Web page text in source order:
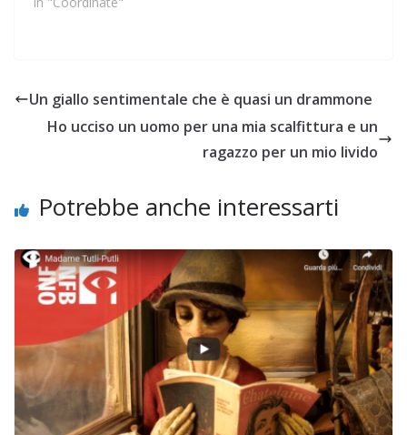
Un giallo sentimentale che è quasi un drammone
Ho ucciso un uomo per una mia scalfittura e un
ragazzo per un mio livido
Potrebbe anche interessarti